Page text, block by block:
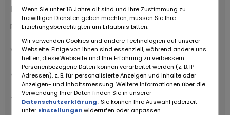
Fournisseurs
RUOTE DA SOGNO S.R.L
Via Daniele da Torricella, 29
42122 Reggio Emilia
+39 0522 268511
Wenn Sie unter 16 Jahre alt sind und Ihre Zustimmung zu
freiwilligen Diensten geben möchten, müssen Sie Ihre
Erziehungsberechtigten um Erlaubnis bitten.
Wir verwenden Cookies und andere Technologien auf unserer
Webseite. Einige von ihnen sind essenziell, während andere uns
helfen, diese Webseite und Ihre Erfahrung zu verbessern.
Personenbezogene Daten können verarbeitet werden (z. B. IP-
Adressen), z. B. für personalisierte Anzeigen und Inhalte oder
Anzeigen- und Inhaltsmessung. Weitere Informationen über die
Verwendung Ihrer Daten finden Sie in unserer
Datenschutzerklärung. Sie können Ihre Auswahl jederzeit
unter Einstellungenwiderrufen oder anpassen.